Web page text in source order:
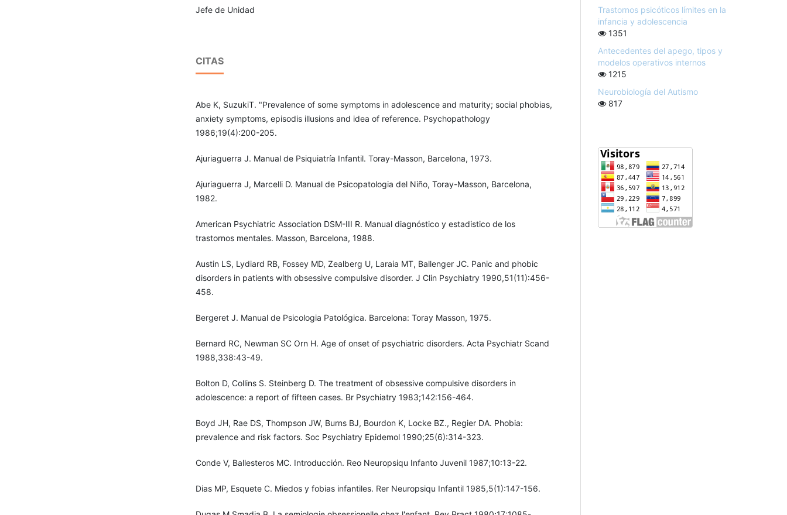
Jefe de Unidad
CITAS
Abe K, SuzukiT. "Prevalence of some symptoms in adolescence and maturity; social phobias,
anxiety symptoms, episodis illusions and idea of reference. Psychopathology
1986;19(4):200-205.
Ajuriaguerra J. Manual de Psiquiatría Infantil. Toray-Masson, Barcelona, 1973.
Ajuriaguerra J, Marcelli D. Manual de Psicopatologia del Niño, Toray-Masson, Barcelona,
1982.
American Psychiatric Association DSM-III R. Manual diagnóstico y estadistico de los
trastornos mentales. Masson, Barcelona, 1988.
Austin LS, Lydiard RB, Fossey MD, Zealberg U, Laraia MT, Ballenger JC. Panic and phobic
disorders in patients with obsessive compulsive disorder. J Clin Psychiatry 1990,51(11):456-
458.
Bergeret J. Manual de Psicologia Patológica. Barcelona: Toray Masson, 1975.
Bernard RC, Newman SC Orn H. Age of onset of psychiatric disorders. Acta Psychiatr Scand
1988,338:43-49.
Bolton D, Collins S. Steinberg D. The treatment of obsessive compulsive disorders in
adolescence: a report of fifteen cases. Br Psychiatry 1983;142:156-464.
Boyd JH, Rae DS, Thompson JW, Burns BJ, Bourdon K, Locke BZ., Regier DA. Phobia:
prevalence and risk factors. Soc Psychiatry Epidemol 1990;25(6):314-323.
Conde V, Ballesteros MC. Introducción. Reo Neuropsiqu Infanto Juvenil 1987;10:13-22.
Dias MP, Esquete C. Miedos y fobias infantiles. Rer Neuropsiqu Infantil 1985,5(1):147-156.
Trastornos psicóticos límites en la
infancia y adolescencia
1351
Antecedentes del apego, tipos y
modelos operativos internos
1215
Neurobiología del Autismo
817